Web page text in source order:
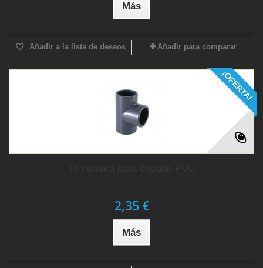
Más
Añadir a la lista de deseos Añadir para comparar
¡OFERTA!
2,35 €
Más